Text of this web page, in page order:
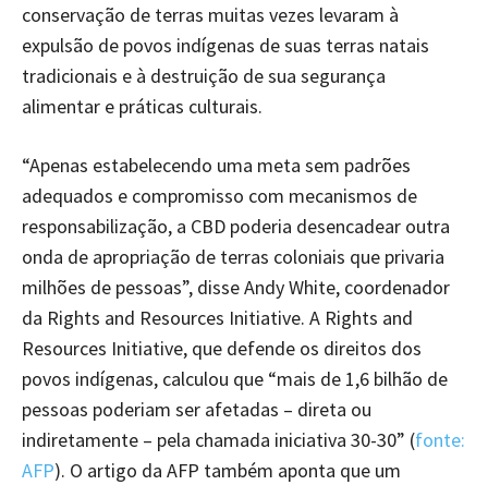
conservação de terras muitas vezes levaram à
expulsão de povos indígenas de suas terras natais
tradicionais e à destruição de sua segurança
alimentar e práticas culturais.
“Apenas estabelecendo uma meta sem padrões
adequados e compromisso com mecanismos de
responsabilização, a CBD poderia desencadear outra
onda de apropriação de terras coloniais que privaria
milhões de pessoas”, disse Andy White, coordenador
da Rights and Resources Initiative. A Rights and
Resources Initiative, que defende os direitos dos
povos indígenas, calculou que “mais de 1,6 bilhão de
pessoas poderiam ser afetadas – direta ou
indiretamente – pela chamada iniciativa 30-30” (fonte:
AFP). O artigo da AFP também aponta que um